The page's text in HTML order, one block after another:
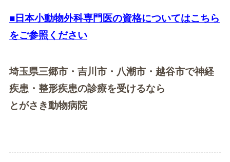
■日本小動物外科専門医の資格についてはこちら
をご参照ください
埼玉県三郷市・吉川市・八潮市・越谷市で神経
疾患・整形疾患の診療を受けるなら
とがさき動物病院